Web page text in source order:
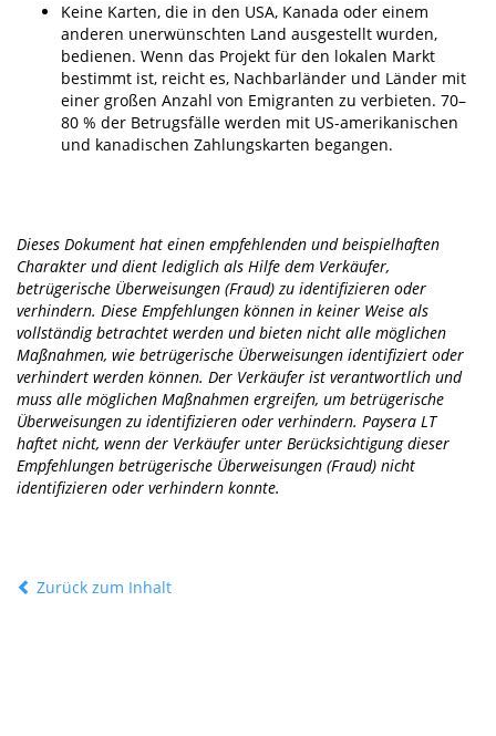
Keine Karten, die in den USA, Kanada oder einem
anderen unerwünschten Land ausgestellt wurden,
bedienen. Wenn das Projekt für den lokalen Markt
bestimmt ist, reicht es, Nachbarländer und Länder mit
einer großen Anzahl von Emigranten zu verbieten. 70–
80 % der Betrugsfälle werden mit US-amerikanischen
und kanadischen Zahlungskarten begangen.
Dieses Dokument hat einen empfehlenden und beispielhaften
Charakter und dient lediglich als Hilfe dem Verkäufer,
betrügerische Überweisungen (Fraud) zu identifizieren oder
verhindern. Diese Empfehlungen können in keiner Weise als
vollständig betrachtet werden und bieten nicht alle möglichen
Maßnahmen, wie betrügerische Überweisungen identifiziert oder
verhindert werden können. Der Verkäufer ist verantwortlich und
muss alle möglichen Maßnahmen ergreifen, um betrügerische
Überweisungen zu identifizieren oder verhindern. Paysera LT
haftet nicht, wenn der Verkäufer unter Berücksichtigung dieser
Empfehlungen betrügerische Überweisungen (Fraud) nicht
identifizieren oder verhindern konnte.
Zurück zum Inhalt